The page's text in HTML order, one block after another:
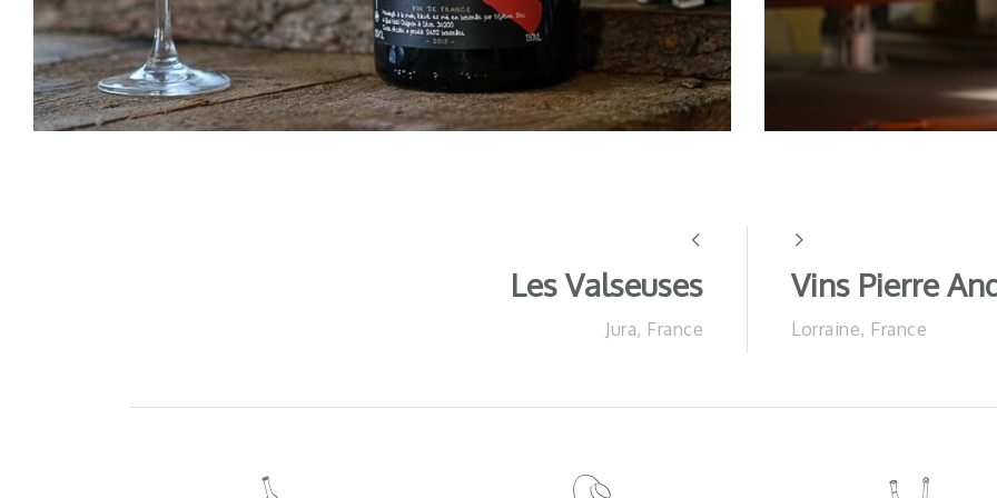
Les Valseuses
Jura, France
Vins Pierre
Lorraine, France